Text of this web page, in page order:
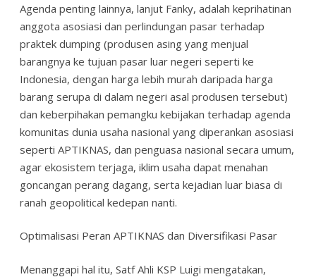
Agenda penting lainnya, lanjut Fanky, adalah keprihatinan
anggota asosiasi dan perlindungan pasar terhadap
praktek dumping (produsen asing yang menjual
barangnya ke tujuan pasar luar negeri seperti ke
Indonesia, dengan harga lebih murah daripada harga
barang serupa di dalam negeri asal produsen tersebut)
dan keberpihakan pemangku kebijakan terhadap agenda
komunitas dunia usaha nasional yang diperankan asosiasi
seperti APTIKNAS, dan penguasa nasional secara umum,
agar ekosistem terjaga, iklim usaha dapat menahan
goncangan perang dagang, serta kejadian luar biasa di
ranah geopolitical kedepan nanti.
Optimalisasi Peran APTIKNAS dan Diversifikasi Pasar
Menanggapi hal itu, Satf Ahli KSP Luigi mengatakan,